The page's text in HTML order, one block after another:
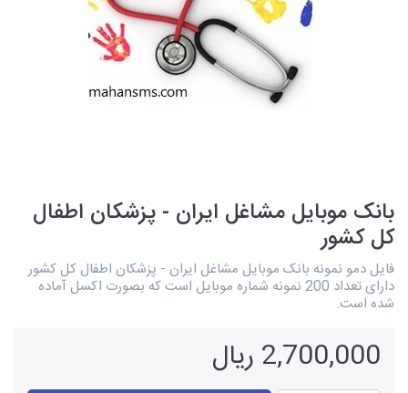
بانک موبایل مشاغل ایران - پزشکان اطفال
کل کشور
فایل دمو نمونه بانک موبایل مشاغل ایران - پزشکان اطفال کل کشور
دارای تعداد 200 نمونه شماره موبایل است که بصورت اکسل آماده
شده است.
2,700,000 ریال